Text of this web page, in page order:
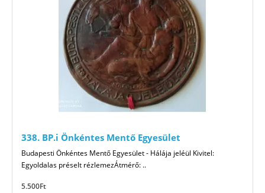
338. BP.i Önkéntes Mentő Egyesület
Budapesti Önkéntes Mentő Egyesület - Hálája jeléül Kivitel:
Egyoldalas préselt rézlemezÁtmérő: ..
5.500Ft